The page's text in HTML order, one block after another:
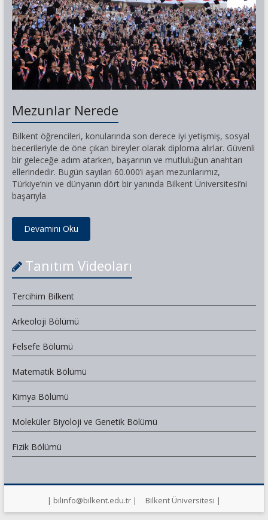
Mezunlar Nerede
Bilkent öğrencileri, konularında son derece iyi yetişmiş, sosyal
becerileriyle de öne çıkan bireyler olarak diploma alırlar. Güvenli
bir geleceğe adım atarken, başarının ve mutluluğun anahtarı
ellerindedir. Bugün sayıları 60.000’i aşan mezunlarımız,
Türkiye’nin ve dünyanın dört bir yanında Bilkent Üniversitesi’ni
başarıyla
Devamını Oku
Tanıtım Videoları
Tercihim Bilkent
Arkeoloji Bölümü
Felsefe Bölümü
Matematik Bölümü
Kimya Bölümü
Moleküler Biyoloji ve Genetik Bölümü
Fizik Bölümü
| bilinfo@bilkent.edu.tr | Bilkent Üniversitesi |